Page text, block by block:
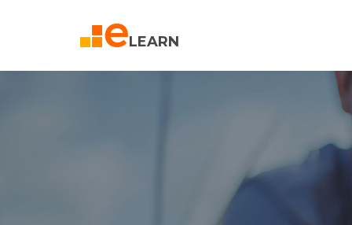
LEARN